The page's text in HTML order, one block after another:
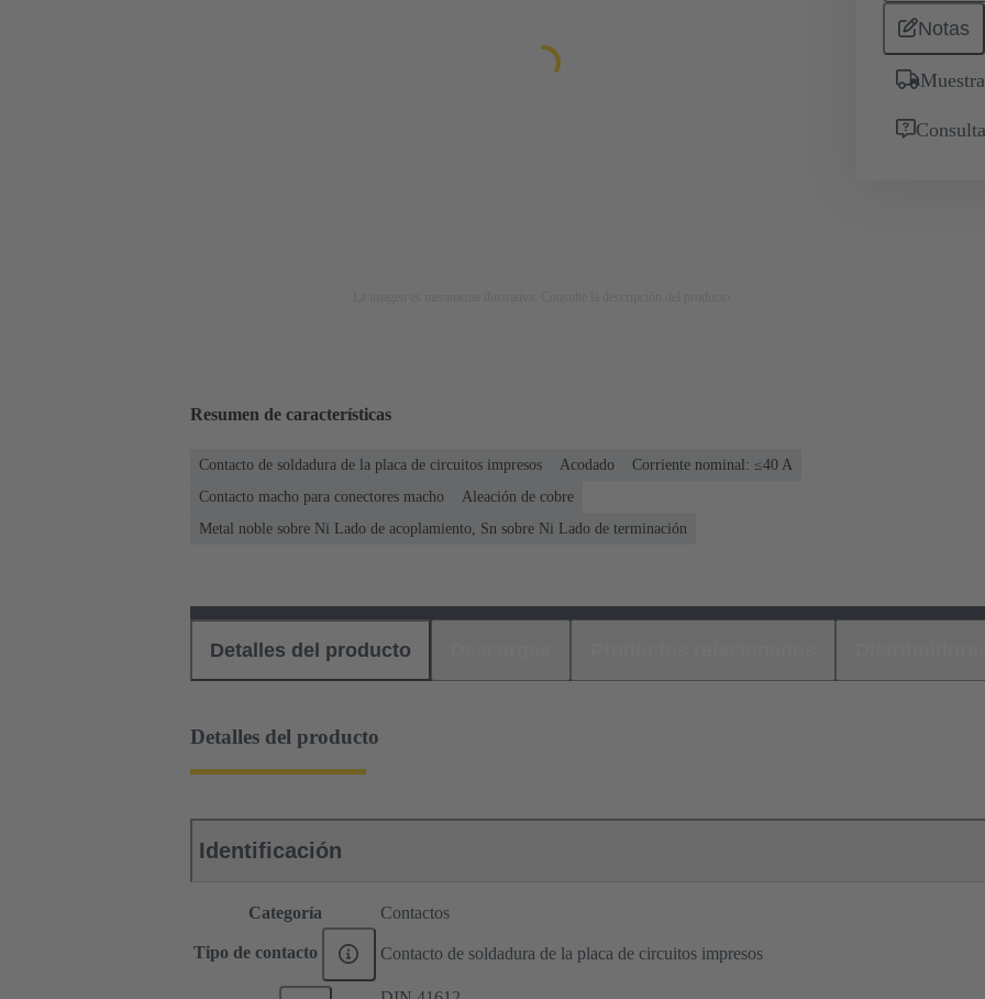
Notas
Resumen de características
Contacto de soldadura de la placa de circuitos impresos Acodado
Corriente nominal: ≤40 A
Contacto macho para conectores macho
Aleación de cobre
Metal noble sobre Ni Lado de acoplamiento, Sn sobre Ni Lado de terminación
Detalles del producto
Detalles del producto
Identificación
Categoría Contactos
Tipo de contacto Contacto de soldadura de la placa de circuitos impresos